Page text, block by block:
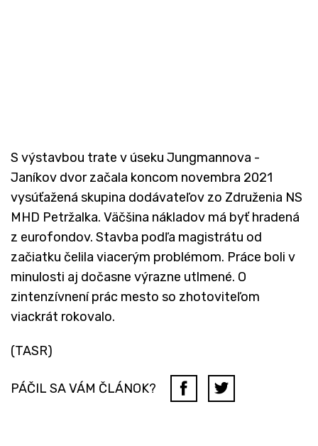
S výstavbou trate v úseku Jungmannova -
Janíkov dvor začala koncom novembra 2021
vysúťažená skupina dodávateľov zo Združenia NS
MHD Petržalka. Väčšina nákladov má byť hradená
z eurofondov. Stavba podľa magistrátu od
začiatku čelila viacerým problémom. Práce boli v
minulosti aj dočasne výrazne utlmené. O
zintenzívnení prác mesto so zhotoviteľom
viackrát rokovalo.
(TASR)
PÁČIL SA VÁM ČLÁNOK?